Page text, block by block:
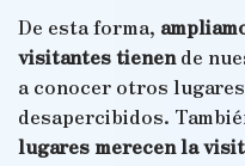
De esta forma,
visitantes tienende
a conocer otros
desapercibidos.
lugares merecen la